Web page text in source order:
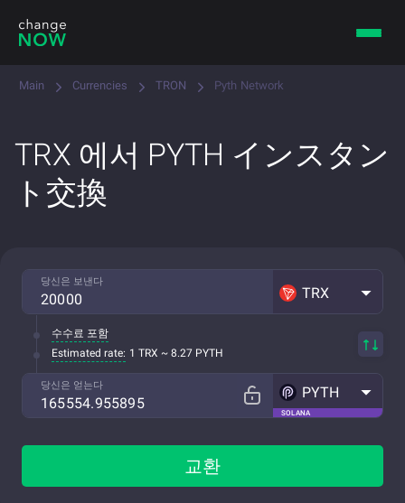
Main Currencies TRON Pyth Network
TRX 에서 PYTH インスタン
ト交換
당신은 보낸다
TRX
수수료 포함
Estimated rate: 1 TRX ~ 8.27 PYTH
당신은 얻는다
SOLANA
PYTH
교환